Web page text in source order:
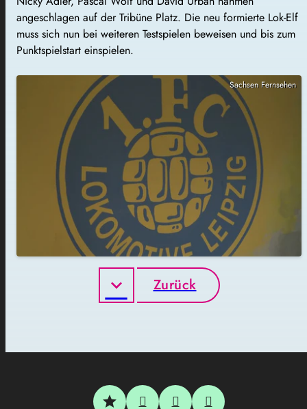
angeschlagen auf der Tribüne Platz. Die neu formierte Lok-Elf
muss sich nun bei weiteren Testspielen beweisen und bis zum
Punktspielstart einspielen.
Sachsen Fernsehen
Zurück